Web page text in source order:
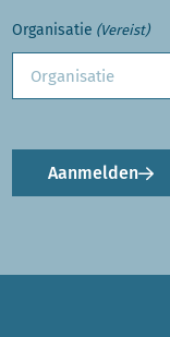
Organisatie (Vereist)
Aanmelden